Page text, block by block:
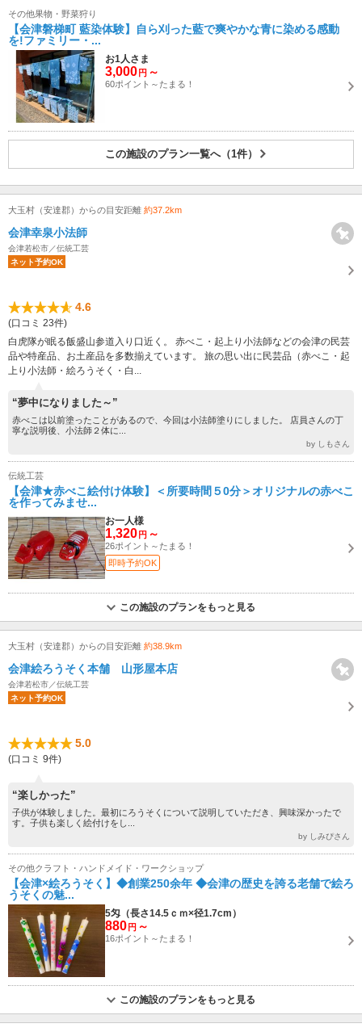
その他果物・野菜狩り
【会津磐梯町 藍染体験】自ら刈った藍で爽やかな青に染める感動
を!ファミリー・...
お1人さま
3,000 円 ～
60ポイント～たまる！
この施設のプラン一覧へ（1件）
大玉村（安達郡）からの目安距離 約37.2km
会津幸泉小法師
会津若松市／伝統工芸
ネット予約OK
4.6
(口コミ 23件)
白虎隊が眠る飯盛山参道入り口近く。 赤べこ・起上り小法師などの会津の民芸
品や特産品、お土産品を多数揃えています。 旅の思い出に民芸品（赤べこ・起
上り小法師・絵ろうそく・白...
“夢中になりました～”
赤べこは以前塗ったことがあるので、今回は小法師塗りにしました。 店員さんの丁
寧な説明後、小法師２体に...
by しもさん
伝統工芸
【会津★赤べこ絵付け体験】＜所要時間５0分＞オリジナルの赤べこ
を作ってみませ...
お一人様
1,320 円 ～
26ポイント～たまる！
即時予約OK
この施設のプランをもっと見る
大玉村（安達郡）からの目安距離 約38.9km
会津絵ろうそく本舗 山形屋本店
会津若松市／伝統工芸
ネット予約OK
5.0
(口コミ 9件)
“楽しかった”
子供が体験しました。最初にろうそくについて説明していただき、興味深かったで
す。子供も楽しく絵付けをし...
by しみぴさん
その他クラフト・ハンドメイド・ワークショップ
【会津×絵ろうそく】◆創業250余年 ◆会津の歴史を誇る老舗で絵ろ
うそくの魅...
5匁（長さ14.5ｃｍ×径1.7cm）
880 円 ～
16ポイント～たまる！
この施設のプランをもっと見る